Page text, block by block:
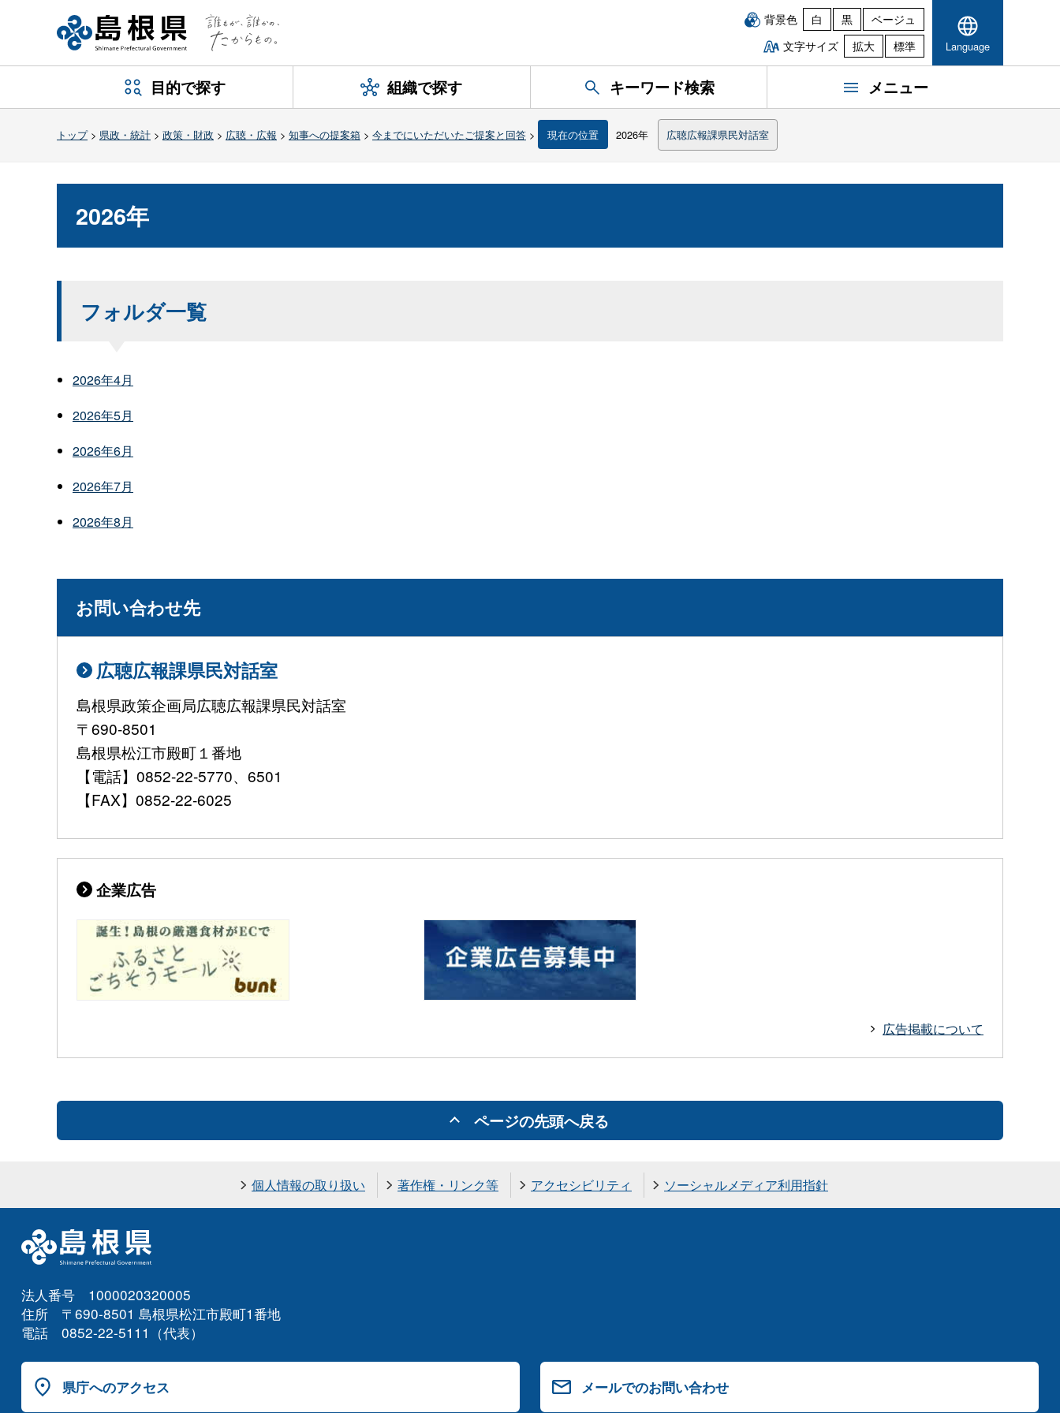
背景色 白 黒
ベージュ
文字サイズ
拡大 標準 Language
目的で探す 組織で探す キーワード検索 メニュー
トップ> 県政・統計 > 政策・財政 > 広聴・広報 > 知事への提案箱 > 今までにいただいたご提案と回答 > 現在の位置 2026年 広聴広報課県民対話室
2026年
フォルダ一覧
2026年4月
2026年5月
2026年6月
2026年7月
2026年8月
お問い合わせ先
広聴広報課県民対話室
島根県政策企画局広聴広報課県民対話室
〒690-8501
島根県松江市殿町１番地
【電話】0852-22-5770、6501
【FAX】0852-22-6025
企業広告
広告掲載について
ページの先頭へ戻る
個人情報の取り扱い 著作権・リンク等 アクセシビリティ ソーシャルメディア利用指針
法人番号 1000020320005
住所 〒690-8501 島根県松江市殿町1番地
電話 0852-22-5111（代表）
県庁へのアクセス メールでのお問い合わせ